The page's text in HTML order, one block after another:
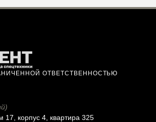
ОТВЕТСТВЕННОСТЬЮ
17, корпус 4, квартира 325